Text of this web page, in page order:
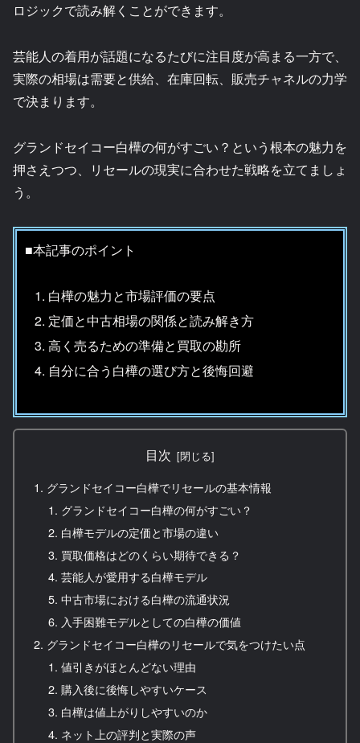
ロジックで読み解くことができます。
芸能人の着用が話題になるたびに注目度が高まる一方で、
実際の相場は需要と供給、在庫回転、販売チャネルの力学
で決まります。
グランドセイコー白樺の何がすごい？という根本の魅力を
押さえつつ、リセールの現実に合わせた戦略を立てましょ
う。
■本記事のポイント
白樺の魅力と市場評価の要点
定価と中古相場の関係と読み解き方
高く売るための準備と買取の勘所
自分に合う白樺の選び方と後悔回避
目次
グランドセイコー白樺でリセールの基本情報
グランドセイコー白樺の何がすごい？
白樺モデルの定価と市場の違い
買取価格はどのくらい期待できる？
芸能人が愛用する白樺モデル
中古市場における白樺の流通状況
入手困難モデルとしての白樺の価値
グランドセイコー白樺のリセールで気をつけたい点
値引きがほとんどない理由
購入後に後悔しやすいケース
白樺は値上がりしやすいのか
ネット上の評判と実際の声